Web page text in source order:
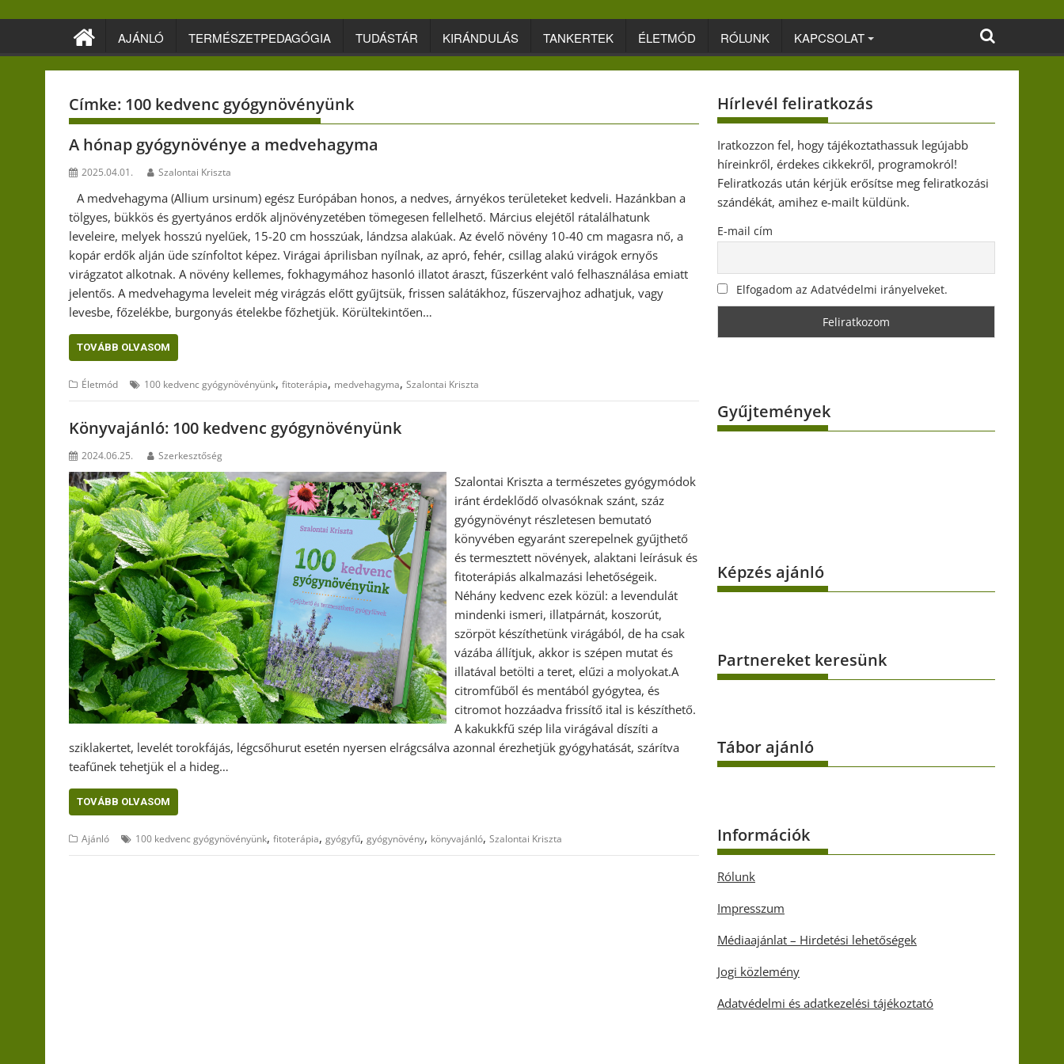
AJÁNLÓ TERMÉSZETPEDAGÓGIA TUDÁSTÁR KIRÁNDULÁS TANKERTEK ÉLETMÓD RÓLUNK KAPCSOLAT
Címke: 100 kedvenc gyógynövényünk
A hónap gyógynövénye a medvehagyma
2025.04.01. Szalontai Kriszta
A medvehagyma (Allium ursinum) egész Európában honos, a nedves, árnyékos területeket kedveli. Hazánkban a
tölgyes, bükkös és gyertyános erdők aljnövényzetében tömegesen fellelhető. Március elejétől rátalálhatunk
leveleire, melyek hosszú nyelűek, 15-20 cm hosszúak, lándzsa alakúak. Az évelő növény 10-40 cm magasra nő, a
kopár erdők alján üde színfoltot képez. Virágai áprilisban nyílnak, az apró, fehér, csillag alakú virágok ernyős
virágzatot alkotnak. A növény kellemes, fokhagymához hasonló illatot áraszt, fűszerként való felhasználása emiatt
jelentős. A medvehagyma leveleit még virágzás előtt gyűjtsük, frissen salátákhoz, fűszervajhoz adhatjuk, vagy
levesbe, főzelékbe, burgonyás ételekbe főzhetjük. Körültekintően…
TOVÁBB OLVASOM
Életmód 100 kedvenc gyógynövényünk, fitoterápia, medvehagyma, Szalontai Kriszta
Könyvajánló: 100 kedvenc gyógynövényünk
2024.06.25. Szerkesztőség
Szalontai Kriszta a természetes gyógymódok
iránt érdeklődő olvasóknak szánt, száz
gyógynövényt részletesen bemutató
könyvében egyaránt szerepelnek gyűjthető
és termesztett növények, alaktani leírásuk és
fitoterápiás alkalmazási lehetőségeik.
Néhány kedvenc ezek közül: a levendulát
mindenki ismeri, illatpárnát, koszorút,
szörpöt készíthetünk virágából, de ha csak
vázába állítjuk, akkor is szépen mutat és
illatával betölti a teret, elűzi a molyokat.A
citromfűből és mentából gyógytea, és
citromot hozzáadva frissítő ital is készíthető.
A kakukkfű szép lila virágával díszíti a
sziklakertet, levelét torokfájás, légcsőhurut esetén nyersen elrágcsálva azonnal érezhetjük gyógyhatását, szárítva
teafűnek tehetjük el a hideg…
TOVÁBB OLVASOM
Ajánló 100 kedvenc gyógynövényünk, fitoterápia, gyógyfű, gyógynövény, könyvajánló, Szalontai Kriszta
Hírlevél feliratkozás
Iratkozzon fel, hogy tájékoztathassuk legújabb
híreinkről, érdekes cikkekről, programokról!
Feliratkozás után kérjük erősítse meg feliratkozási
szándékát, amihez e-mailt küldünk.
E-mail cím
Elfogadom az Adatvédelmi irányelveket.
Gyűjtemények
Képzés ajánló
Partnereket keresünk
Tábor ajánló
Információk
Rólunk
Impresszum
Médiaajánlat – Hirdetési lehetőségek
Jogi közlemény
Adatvédelmi és adatkezelési tájékoztató